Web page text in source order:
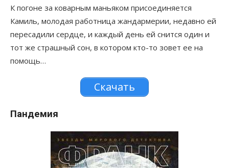
К погоне за коварным маньяком присоединяется
Камиль, молодая работница жандармерии, недавно ей
пересадили сердце, и каждый день ей снится один и
тот же страшный сон, в котором кто-то зовет ее на
помощь…
Скачать
Пандемия